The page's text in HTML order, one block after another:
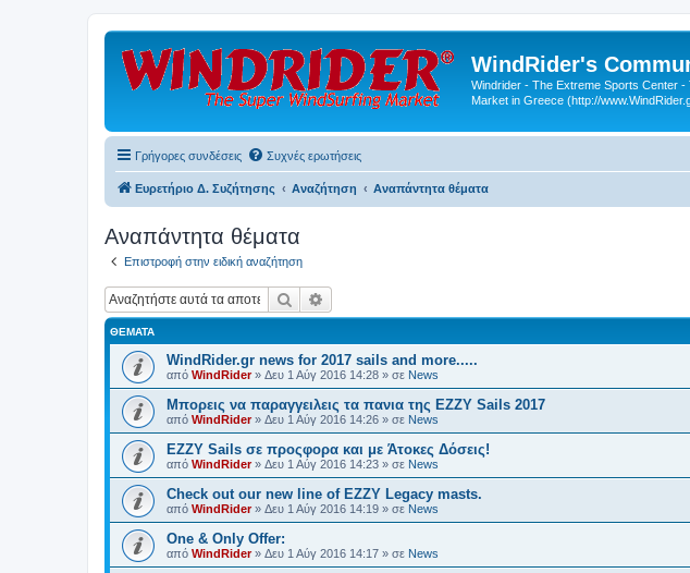
WindRider's
Windrider - The Extreme Sports Center -
Market in Greece (http://
Γρήγορες συνδέσεις Συχνές ερωτήσεις
Ευρετήριο Δ. Συζήτησης Αναζήτηση Αναπάντητα θέματα
Αναπάντητα θέματα
Επιστροφή στην ειδική αναζήτηση
Αναζήτηση
ΘΈΜΑΤΑ
WindRider.gr news for 2017 sails and more.....
από WindRider» Δευ 1 Αύγ 2016 14:28 » σε News
Mπορεις να παραγγειλεις τα πανια της EZZY Sails 2017
από WindRider» Δευ 1 Αύγ 2016 14:26 » σε News
EZZY Sails σε προςφορα και με Άτοκες Δόσεις!
από WindRider» Δευ 1 Αύγ 2016 14:23 » σε News
Check out our new line of EZZY Legacy masts.
από WindRider» Δευ 1 Αύγ 2016 14:19 » σε News
One & Only Offer:
από WindRider» Δευ 1 Αύγ 2016 14:17 » σε News